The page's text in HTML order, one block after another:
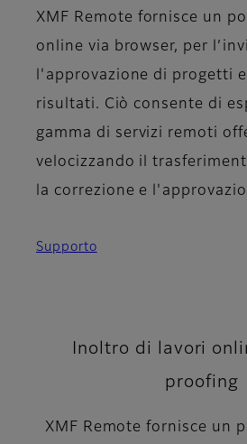
XMF Remote fornisce un
online via browser, per
l'approvazione di progetti
risultati. Ciò consente di
gamma di servizi remoti
velocizzando il
la correzione e
Supporto
Inoltro di lavori
proofing
XMF Remote fornisce un